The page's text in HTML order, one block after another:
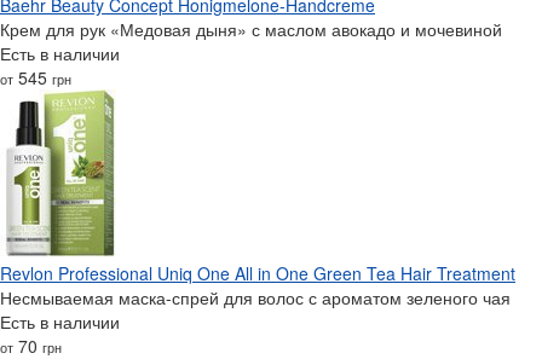
Крем для рук «Медовая дыня» с маслом авокадо и мочевиной
Есть в наличии
от 545 грн
Revlon Professional Uniq One All in One Green Tea Hair Treatment
Несмываемая маска-спрей для волос с ароматом зеленого чая
Есть в наличии
от 70 грн